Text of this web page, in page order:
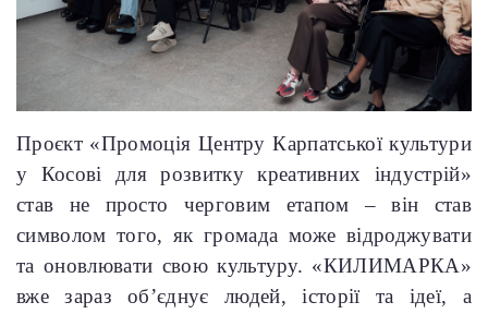
Проєкт «Промоція Центру Карпатської культури
у Косові для розвитку креативних індустрій»
став не просто черговим етапом – він став
символом того, як громада може відроджувати
та оновлювати свою культуру. «КИЛИМАРКА»
вже зараз об’єднує людей, історії та ідеї, а